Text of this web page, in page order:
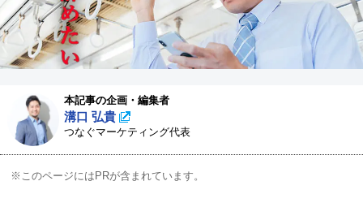
本記事の企画・編集者
溝口 弘貴
つなぐマーケティング代表
※このページにはPRが含まれています。